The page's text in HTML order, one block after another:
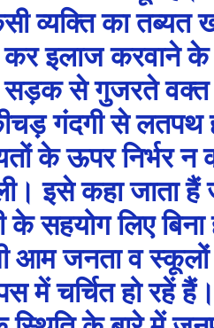
व्यक्ति का तब्यत
इलाज करवाने
सड़क से गुजरते वक्त
गंदगी से लतपथ
के ऊपर निर्भर
इसे कहा जाता
सहयोग लिए
आम जनता व स्कूलों में
चर्चित हो रहें